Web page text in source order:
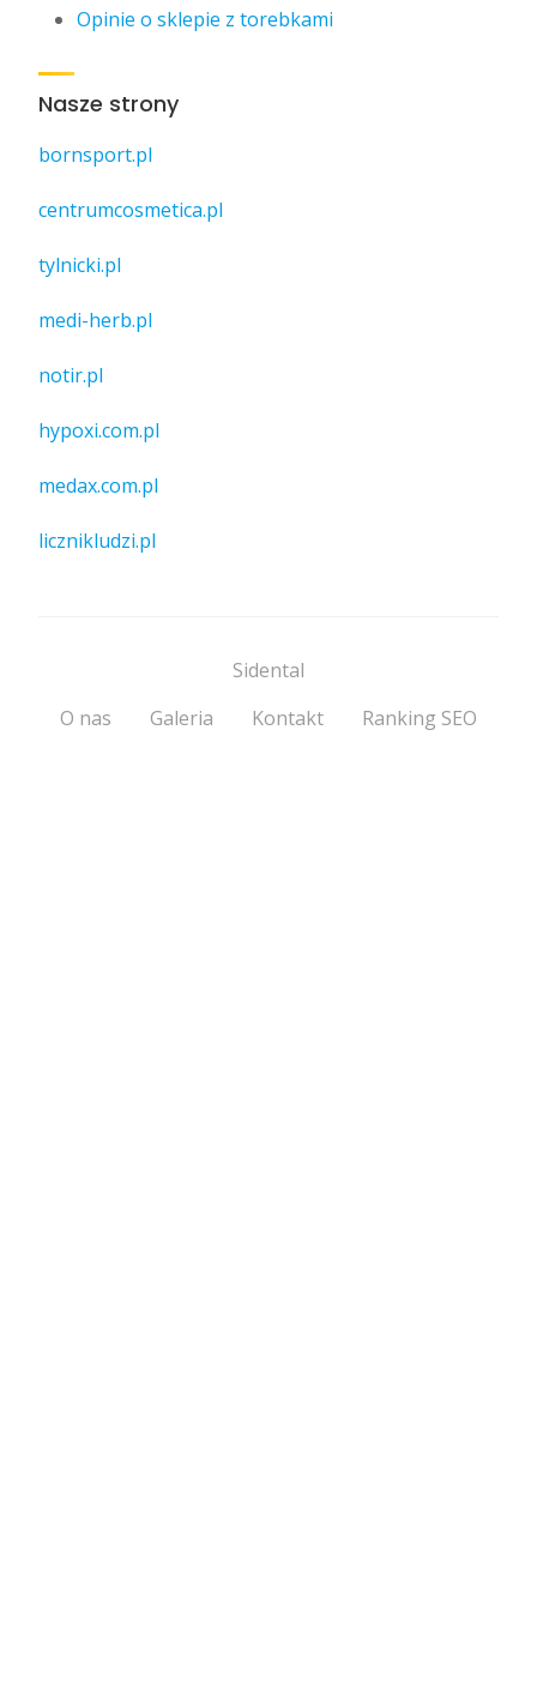
Opinie o sklepie z torebkami
Nasze strony
bornsport.pl
centrumcosmetica.pl
tylnicki.pl
medi-herb.pl
notir.pl
hypoxi.com.pl
medax.com.pl
licznikludzi.pl
Sidental
O nas
Galeria Kontakt Ranking SEO